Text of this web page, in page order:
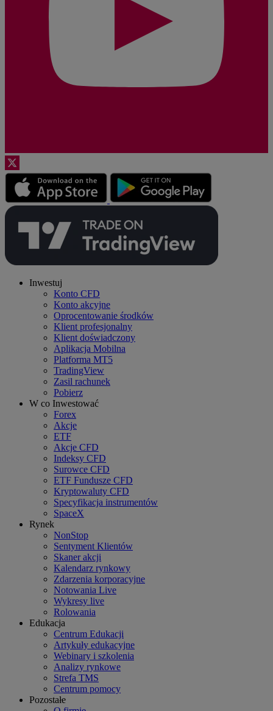
Inwestuj
Konto CFD
Konto akcyjne
Oprocentowanie środków
Klient profesjonalny
Klient doświadczony
Aplikacja Mobilna
Platforma MT5
TradingView
Zasil rachunek
Pobierz
W co Inwestować
Forex
Akcje
ETF
Akcje CFD
Indeksy CFD
Surowce CFD
ETF Fundusze CFD
Kryptowaluty CFD
Specyfikacja instrumentów
SpaceX
Rynek
NonStop
Sentyment Klientów
Skaner akcji
Kalendarz rynkowy
Zdarzenia korporacyjne
Notowania Live
Wykresy live
Rolowania
Edukacja
Centrum Edukacji
Artykuły edukacyjne
Webinary i szkolenia
Analizy rynkowe
Strefa TMS
Centrum pomocy
Pozostałe